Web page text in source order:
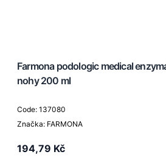
Farmona podologic medical
nohy 200 ml
Code: 137080
Značka: FARMONA
194,79 Kč